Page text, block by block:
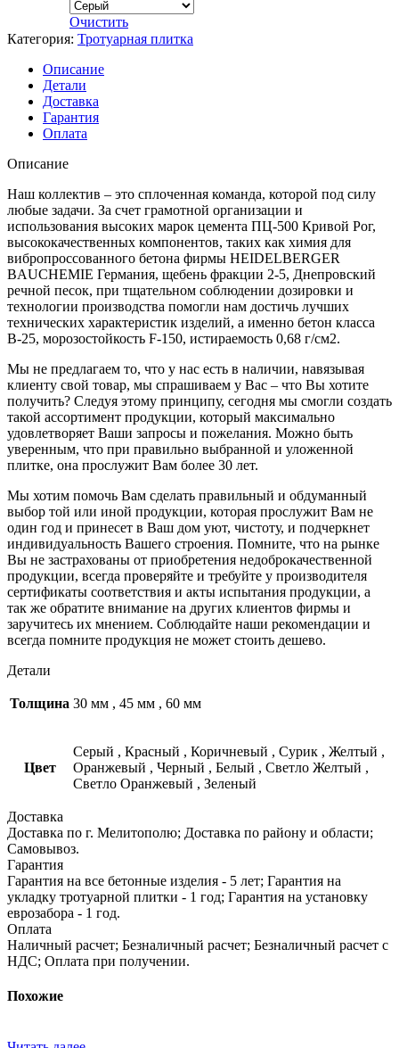
Очистить
Категория: Тротуарная плитка
Описание
Детали
Доставка
Гарантия
Оплата
Описание
Наш коллектив – это сплоченная команда, которой под силу
любые задачи. За счет грамотной организации и
использования высоких марок цемента ПЦ-500 Кривой Рог,
высококачественных компонентов, таких как химия для
вибропроссованного бетона фирмы HEIDELBERGER
BAUCHEMIE Германия, щебень фракции 2-5, Днепровский
речной песок, при тщательном соблюдении дозировки и
технологии производства помогли нам достичь лучших
технических характеристик изделий, а именно бетон класса
B-25, морозостойкость F-150, истираемость 0,68 г/см2.
Мы не предлагаем то, что у нас есть в наличии, навязывая
клиенту свой товар, мы спрашиваем у Вас – что Вы хотите
получить? Следуя этому принципу, сегодня мы смогли создать
такой ассортимент продукции, который максимально
удовлетворяет Ваши запросы и пожелания. Можно быть
уверенным, что при правильно выбранной и уложенной
плитке, она прослужит Вам более 30 лет.
Мы хотим помочь Вам сделать правильный и обдуманный
выбор той или иной продукции, которая прослужит Вам не
один год и принесет в Ваш дом уют, чистоту, и подчеркнет
индивидуальность Вашего строения. Помните, что на рынке
Вы не застрахованы от приобретения недоброкачественной
продукции, всегда проверяйте и требуйте у производителя
сертификаты соответствия и акты испытания продукции, а
так же обратите внимание на других клиентов фирмы и
заручитесь их мнением. Соблюдайте наши рекомендации и
всегда помните продукция не может стоить дешево.
Детали
Толщина 30 мм , 45 мм , 60 мм
Цвет
Серый , Красный , Коричневый , Сурик , Желтый ,
Оранжевый , Черный , Белый , Светло Желтый ,
Светло Оранжевый , Зеленый
Доставка
Доставка по г. Мелитополю; Доставка по району и области;
Самовывоз.
Гарантия
Гарантия на все бетонные изделия - 5 лет; Гарантия на
укладку тротуарной плитки - 1 год; Гарантия на установку
еврозабора - 1 год.
Оплата
Наличный расчет; Безналичный расчет; Безналичный расчет с
НДС; Оплата при получении.
Похожие